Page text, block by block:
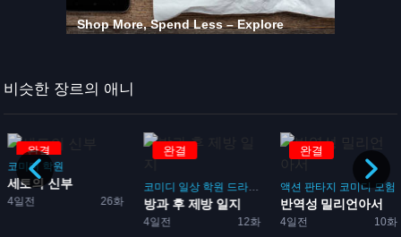
비슷한 장르의 애니
방...
완결
코미디 학원
4일전 26화
세토의 신부
완결
코미디 일상 학원 드라마 부활동
4일전 12화
방과 후 제방 일지
완결
액션 판타지 코미디 모험
4일전 10화
반역성 밀리언아서